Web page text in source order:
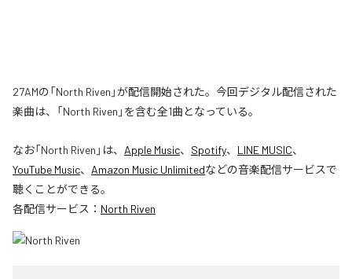
27AMの「North Riven」が配信開始された。今回デジタル配信された
楽曲は、「North Riven」を含む全1曲となっている。
なお「North Riven 」は、 Apple Music、 Spotify、 LINE MUSIC、
YouTube Music、 Amazon Music Unlimitedなどの音楽配信サービスで
聴くことができる。
各配信サービス： North Riven